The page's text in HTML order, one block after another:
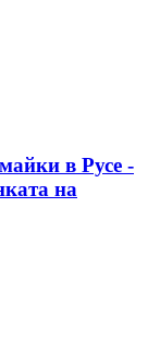
в Русе -
на